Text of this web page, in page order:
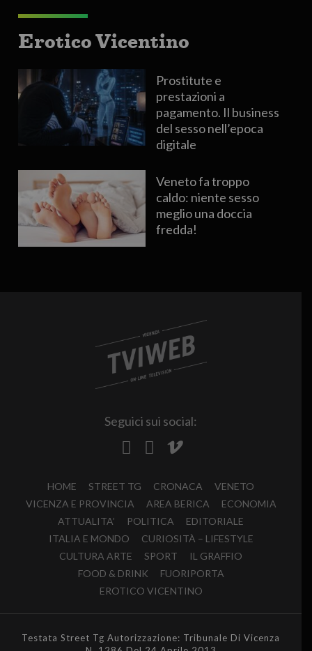
Erotico Vicentino
Prostitute e
prestazioni a
pagamento. Il business
del sesso nell’epoca
digitale
Veneto fa troppo
caldo: niente sesso
meglio una doccia
fredda!
Seguici sui social:
HOME STREET TG CRONACA
VENETO
VICENZA E PROVINCIA
AREA BERICA
ECONOMIA
ATTUALITA’
POLITICA
EDITORIALE
ITALIA E MONDO
CURIOSITÀ – LIFESTYLE
CULTURA ARTE
SPORT
IL GRAFFIO
FOOD & DRINK
FUORIPORTA
EROTICO VICENTINO
Testata Street Tg Autorizzazione: Tribunale Di Vicenza